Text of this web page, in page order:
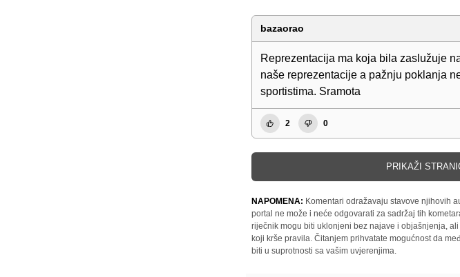
bazaorao
Reprezentacija ma koja bila zaslužuje
naše reprezentacije a pažnju poklanja
sportistima. Sramota
2 0
PRIKAŽI
NAPOMENA: Komentari odražavaju stavove njihovih
portal ne može i neće odgovarati za sadržaj tih
riječnik mogu biti uklonjeni bez najave i objašnjenja,
koji krše pravila. Čitanjem prihvatate mogućnost da
biti u suprotnosti sa vašim uvjerenjima.